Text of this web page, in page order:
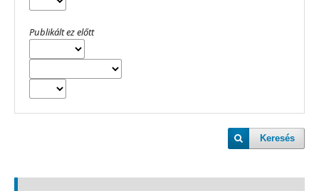
Publikált ez előtt
Keresés